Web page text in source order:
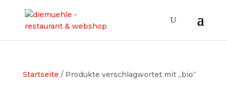
Startseite / Produkte verschlagwortet mit „bio“